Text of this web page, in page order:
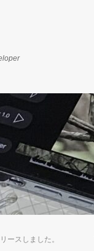
ースしました。